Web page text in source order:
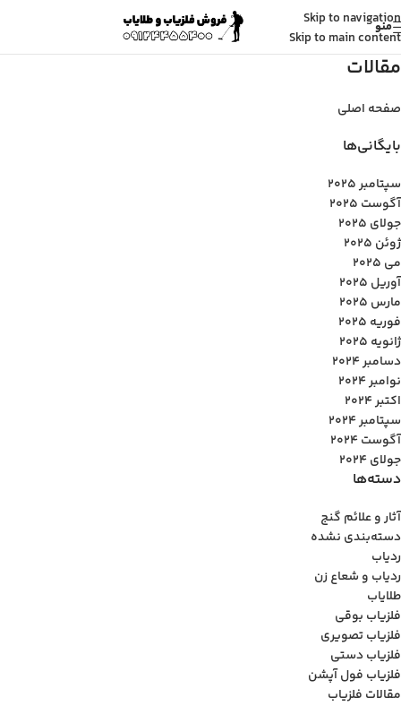
Skip to navigation
Skip to main content
منو
مقالات
صفحه اصلی
بایگانی‌ها
سپتامبر 2025
آگوست 2025
جولای 2025
ژوئن 2025
می 2025
آوریل 2025
مارس 2025
فوریه 2025
ژانویه 2025
دسامبر 2024
نوامبر 2024
اکتبر 2024
سپتامبر 2024
آگوست 2024
جولای 2024
دسته‌ها
آثار و علائم گنج
دسته‌بندی نشده
ردیاب
ردیاب و شعاع زن
طلایاب
فلزیاب بوقی
فلزیاب تصویری
فلزیاب دستی
فلزیاب فول آپشن
مقالات فلزیاب